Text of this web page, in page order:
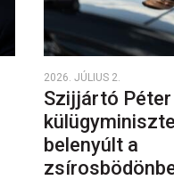
2026. JÚLIUS 2.
Szijjártó
belenyúlt a